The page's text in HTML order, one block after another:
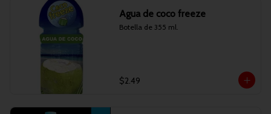
Agua de coco freeze
Botella de 355 ml.
$2.49